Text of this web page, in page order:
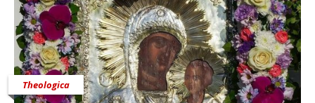
Theologica